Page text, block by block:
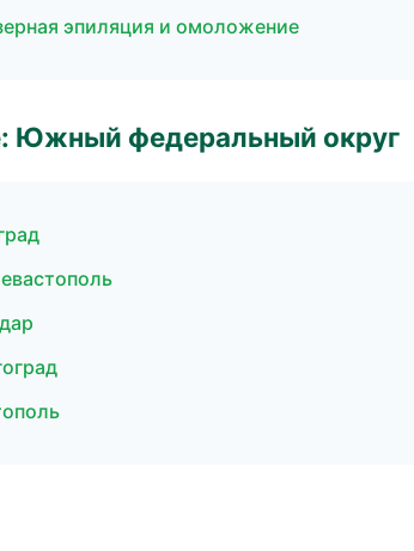
эпиляция и омоложение
Южный федеральный округ